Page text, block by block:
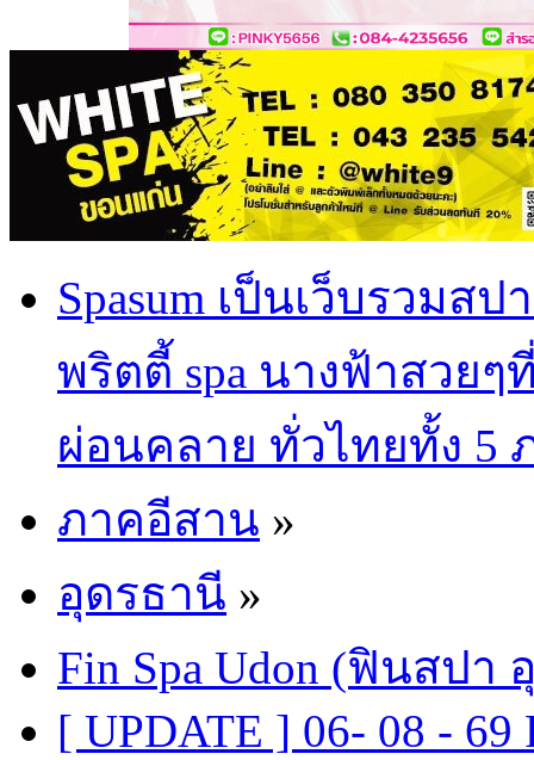
Spasum เป็นเว็บรวม
พริตตี้ spa นางฟ้าสวย
ผ่อนคลาย ทั่วไทยทั้ง 5
ภาคอีสาน »
อุดรธานี »
Fin Spa Udon (ฟินสปา
[ UPDATE ] 06- 08 - 69